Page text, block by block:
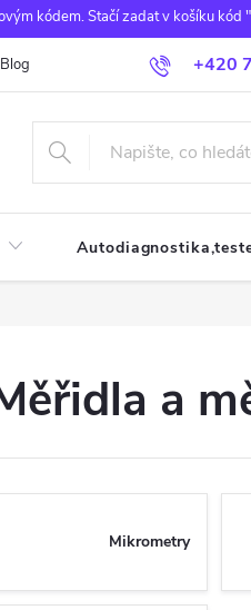
kódem. Stačí zadat v košíku kód
+420
Blog
a
Mikrometry